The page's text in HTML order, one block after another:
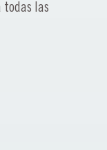
todas las